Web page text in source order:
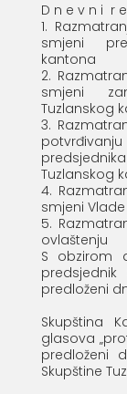
D n e v n i r
1.
smjeni
kantona
2.
smjeni
Tuzlanskog
3.
Tuzlanskog
4.
smjeni
5.
ovlaštenju
S obzirom
predloženi
Skupština
glasova
predloženi
Skupštine